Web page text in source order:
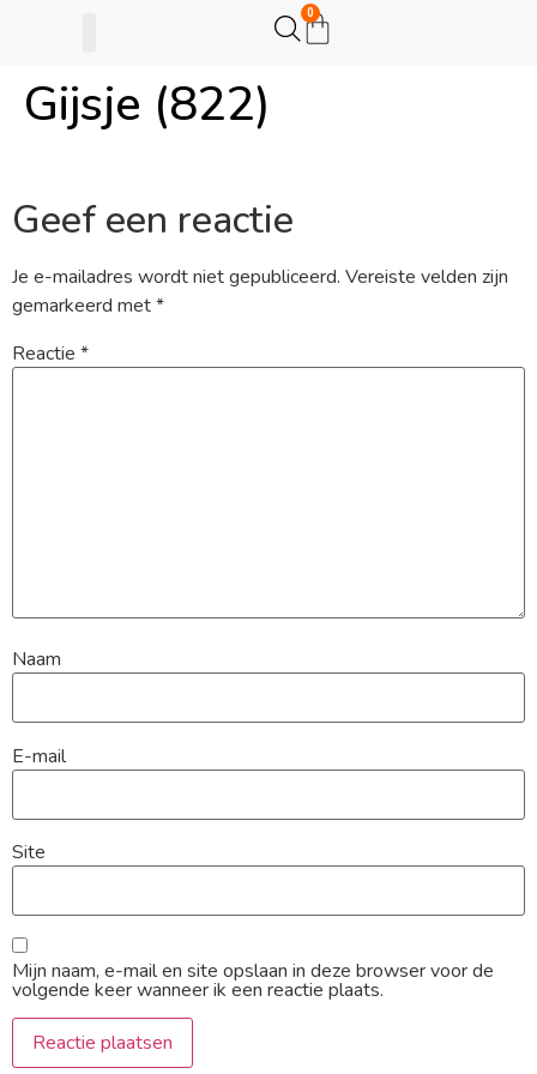
0
Gijsje (822)
Geef een reactie
Je e-mailadres wordt niet gepubliceerd. Vereiste velden zijn
gemarkeerd met*
Reactie *
Naam
E-mail
Site
Mijn naam, e-mail en site opslaan in deze browser voor de
volgende keer wanneer ik een reactie plaats.